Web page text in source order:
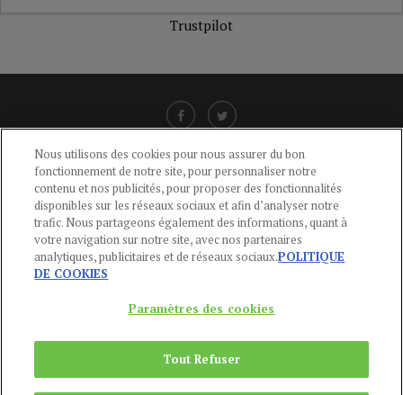
Trustpilot
CGU-POLITIQUE DE CONFIDENTIALITÉ -POLITIQUE DES COOKIES
MENTIONS LÉGALES -AIDE
CONTACT
01 44 59 91 11
Du Lundi au Vendredi, 9h-13h et 14h-17h
Copyright © 2024Publications Agora
Nous utilisons des cookies pour nous assurer du bon
fonctionnement de notre site, pour personnaliser notre
contenu et nos publicités, pour proposer des fonctionnalités
disponibles sur les réseaux sociaux et afin d’analyser notre
trafic. Nous partageons également des informations, quant à
votre navigation sur notre site, avec nos partenaires
analytiques, publicitaires et de réseaux sociaux.POLITIQUE
DE COOKIES
Paramètres des cookies
Tout Refuser